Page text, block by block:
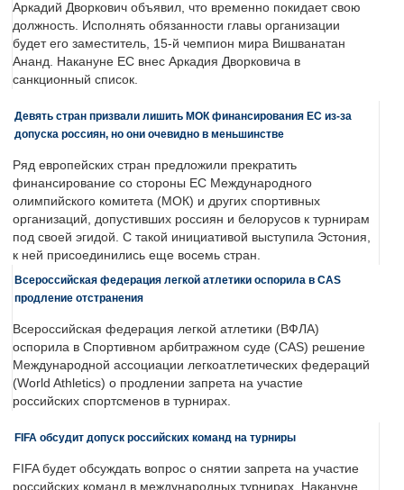
Аркадий Дворкович объявил, что временно покидает свою
должность. Исполнять обязанности главы организации
будет его заместитель, 15-й чемпион мира Вишванатан
Ананд. Накануне ЕС внес Аркадия Дворковича в
санкционный список.
Девять стран призвали лишить МОК финансирования ЕС из-за
допуска россиян, но они очевидно в меньшинстве
Ряд европейских стран предложили прекратить
финансирование со стороны ЕС Международного
олимпийского комитета (МОК) и других спортивных
организаций, допустивших россиян и белорусов к турнирам
под своей эгидой. С такой инициативой выступила Эстония,
к ней присоединились еще восемь стран.
Всероссийская федерация легкой атлетики оспорила в CAS
продление отстранения
Всероссийская федерация легкой атлетики (ВФЛА)
оспорила в Спортивном арбитражном суде (CAS) решение
Международной ассоциации легкоатлетических федераций
(World Athletics) о продлении запрета на участие
российских спортсменов в турнирах.
FIFA обсудит допуск российских команд на турниры
FIFA будет обсуждать вопрос о снятии запрета на участие
российских команд в международных турнирах. Накануне